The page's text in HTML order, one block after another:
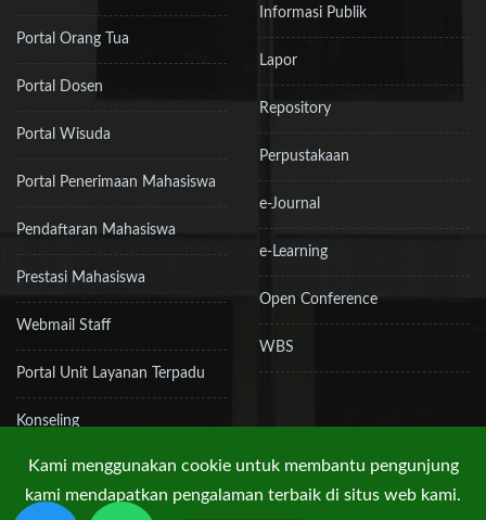
Portal Orang Tua
Portal Dosen
Portal Wisuda
Portal Penerimaan Mahasiswa
Pendaftaran Mahasiswa
Prestasi Mahasiswa
Webmail Staff
Portal Unit Layanan Terpadu
Konseling
Informasi Publik
Lapor
Repository
Perpustakaan
e-Journal
e-Learning
Open Conference
WBS
Kami menggunakan cookie untuk membantu pengunjung
kami mendapatkan pengalaman terbaik di situs web kami.